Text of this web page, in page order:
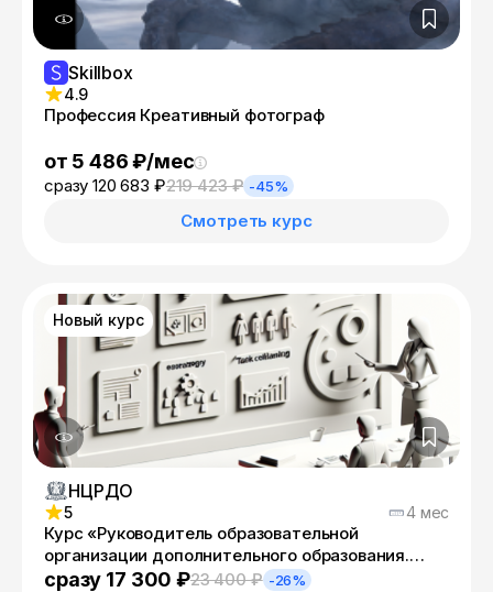
Skillbox
4.9
Профессия Креативный фотограф
от 5 486 ₽/мес
сразу 120 683 ₽219 423 ₽ -45%
Смотреть курс
Новый курс
НЦРДО
5 4 мес
Курс «Руководитель образовательной
организации дополнительного образования.
Менеджмент в образовании в условиях
сразу 17 300 ₽23 400 ₽ -26%